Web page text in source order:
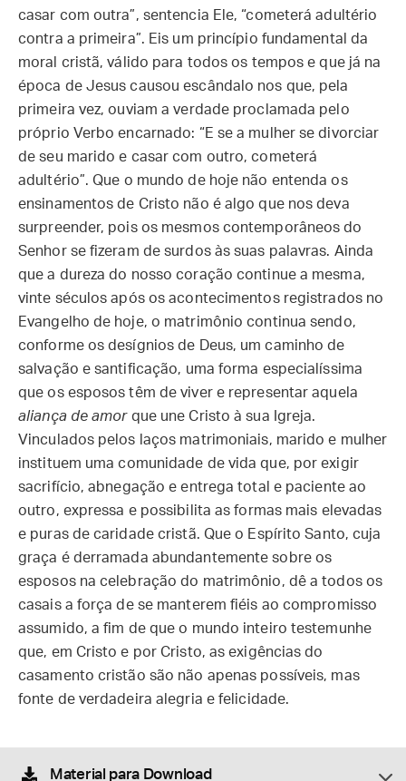
casar com outra”, sentencia Ele, “cometerá adultério
contra a primeira”. Eis um princípio fundamental da
moral cristã, válido para todos os tempos e que já na
época de Jesus causou escândalo nos que, pela
primeira vez, ouviam a verdade proclamada pelo
próprio Verbo encarnado: “E se a mulher se divorciar
de seu marido e casar com outro, cometerá
adultério”. Que o mundo de hoje não entenda os
ensinamentos de Cristo não é algo que nos deva
surpreender, pois os mesmos contemporâneos do
Senhor se fizeram de surdos às suas palavras. Ainda
que a dureza do nosso coração continue a mesma,
vinte séculos após os acontecimentos registrados no
Evangelho de hoje, o matrimônio continua sendo,
conforme os desígnios de Deus, um caminho de
salvação e santificação, uma forma especialíssima
que os esposos têm de viver e representar aquela
aliança de amorque une Cristo à sua Igreja.
Vinculados pelos laços matrimoniais, marido e mulher
instituem uma comunidade de vida que, por exigir
sacrifício, abnegação e entrega total e paciente ao
outro, expressa e possibilita as formas mais elevadas
e puras de caridade cristã. Que o Espírito Santo, cuja
graça é derramada abundantemente sobre os
esposos na celebração do matrimônio, dê a todos os
casais a força de se manterem fiéis ao compromisso
assumido, a fim de que o mundo inteiro testemunhe
que, em Cristo e por Cristo, as exigências do
casamento cristão são não apenas possíveis, mas
fonte de verdadeira alegria e felicidade.
Material para Download